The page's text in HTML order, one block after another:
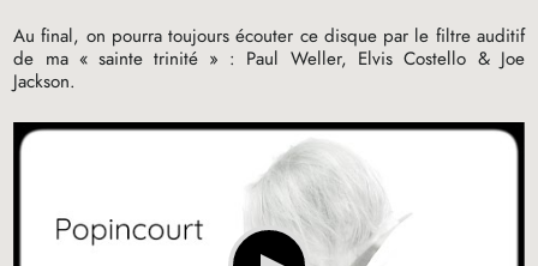
Au final, on pourra toujours écouter ce disque par le filtre auditif
de ma « sainte trinité » : Paul Weller, Elvis Costello & Joe
Jackson.